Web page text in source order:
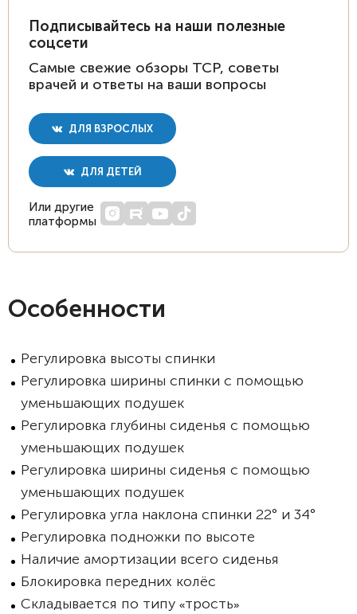
Подписывайтесь на наши полезные
соцсети
Самые свежие обзоры ТСР, советы
врачей и ответы на ваши вопросы
ДЛЯ ВЗРОСЛЫХ
ДЛЯ ДЕТЕЙ
Или другие
платформы
Особенности
Регулировка высоты спинки
Регулировка ширины спинки с помощью
уменьшающих подушек
Регулировка глубины сиденья с помощью
уменьшающих подушек
Регулировка ширины сиденья с помощью
уменьшающих подушек
Регулировка угла наклона спинки 22° и 34°
Регулировка подножки по высоте
Наличие амортизации всего сиденья
Блокировка передних колёс
Складывается по типу «трость»